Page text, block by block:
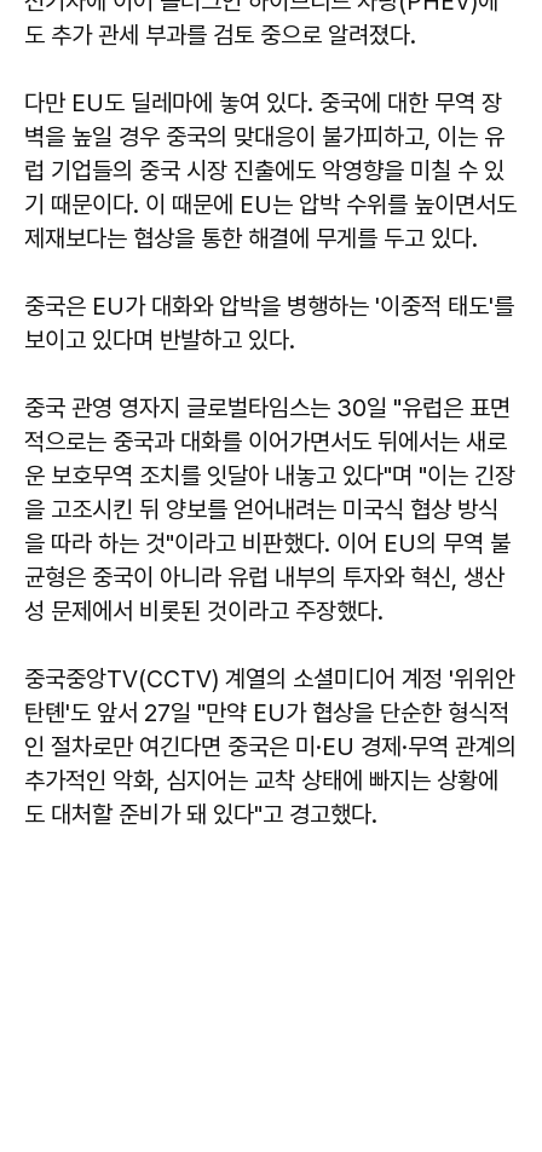
도 추가 관세 부과를 검토 중으로 알려졌다.
다만 EU도 딜레마에 놓여 있다. 중국에 대한 무역 장
벽을 높일 경우 중국의 맞대응이 불가피하고, 이는 유
럽 기업들의 중국 시장 진출에도 악영향을 미칠 수 있
기 때문이다. 이 때문에 EU는 압박 수위를 높이면서도
제재보다는 협상을 통한 해결에 무게를 두고 있다.
중국은 EU가 대화와 압박을 병행하는 '이중적 태도'를
보이고 있다며 반발하고 있다.
중국 관영 영자지 글로벌타임스는 30일 "유럽은 표면
적으로는 중국과 대화를 이어가면서도 뒤에서는 새로
운 보호무역 조치를 잇달아 내놓고 있다"며 "이는 긴장
을 고조시킨 뒤 양보를 얻어내려는 미국식 협상 방식
을 따라 하는 것"이라고 비판했다. 이어 EU의 무역 불
균형은 중국이 아니라 유럽 내부의 투자와 혁신, 생산
성 문제에서 비롯된 것이라고 주장했다.
중국중앙TV(CCTV) 계열의 소셜미디어 계정 '위위안
탄톈'도 앞서 27일 "만약 EU가 협상을 단순한 형식적
인 절차로만 여긴다면 중국은 미·EU 경제·무역 관계의
추가적인 악화, 심지어는 교착 상태에 빠지는 상황에
도 대처할 준비가 돼 있다"고 경고했다.